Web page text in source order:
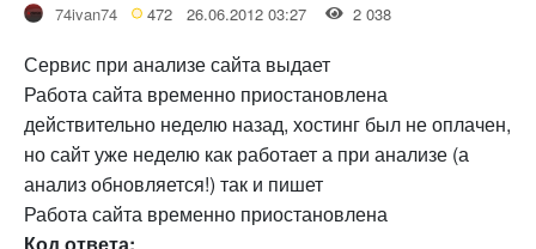
74ivan74 472 26.06.2012 03:27 2 038
Сервис при анализе сайта выдает
Работа сайта временно приостановлена
действительно неделю назад, хостинг был не оплачен,
но сайт уже неделю как работает а при анализе (а
анализ обновляется!) так и пишет
Работа сайта временно приостановлена
Код ответа: